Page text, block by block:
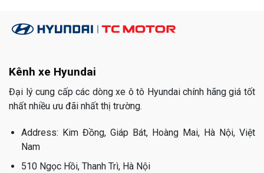
Kênh xe Hyundai
Đại lý cung cấp các dòng xe ô tô Hyundai chính hãng giá tốt
nhất nhiều ưu đãi nhất thị trường.
Address: Kim Đồng, Giáp Bát, Hoàng Mai, Hà Nội, Việt
Nam
510 Ngọc Hồi, Thanh Trì, Hà Nội